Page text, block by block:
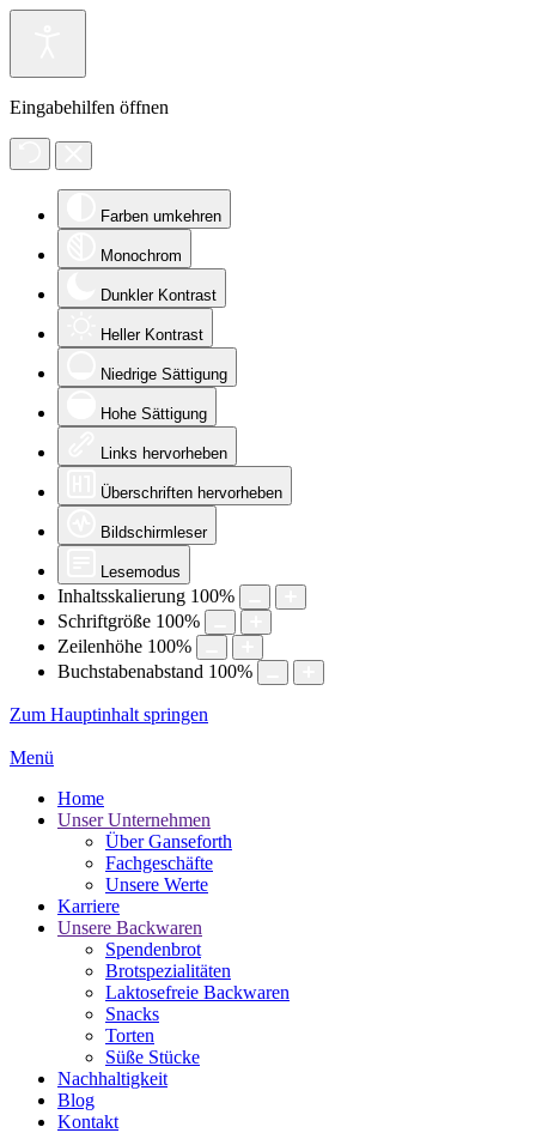
Eingabehilfen öffnen
Farben umkehren
Monochrom
Dunkler Kontrast
Heller Kontrast
Niedrige Sättigung
Hohe Sättigung
Links hervorheben
Überschriften hervorheben
Bildschirmleser
Lesemodus
Inhaltsskalierung 100%
Schriftgröße 100%
Zeilenhöhe 100%
Buchstabenabstand 100%
Zum Hauptinhalt springen
Menü
Home
Unser Unternehmen
Über Ganseforth
Fachgeschäfte
Unsere Werte
Karriere
Unsere Backwaren
Spendenbrot
Brotspezialitäten
Laktosefreie Backwaren
Snacks
Torten
Süße Stücke
Nachhaltigkeit
Blog
Kontakt